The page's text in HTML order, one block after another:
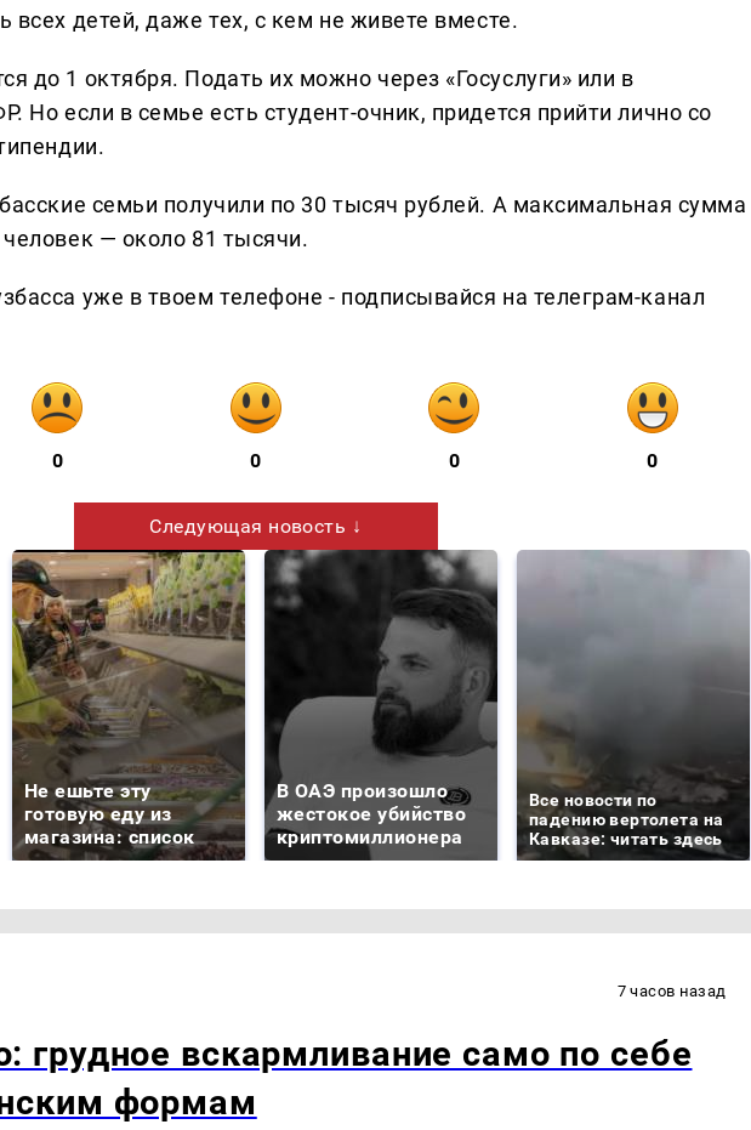
всех детей, даже тех, с кем не живете вместе.
до 1 октября. Подать их можно через «Госуслуги» или в
Но если в семье есть студент-очник, придется прийти лично со
семьи получили по 30 тысяч рублей. А максимальная сумма
— около 81 тысячи.
уже в твоем телефоне - подписывайся на телеграм-канал
0 0 0 0
Следующая новость ↓
Не ешьте эту
готовую еду из
магазина: список
В ОАЭ произошло
жестокое убийство
криптомиллионера
Все новости по
падению вертолета на
Кавказе: читать здесь
7 часов назад
грудное вскармливание само по себе
формам